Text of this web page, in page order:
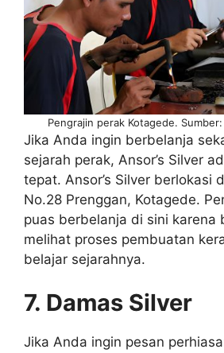
Pengrajin perak Kotagede.
Jika Anda ingin berbelanja
sejarah perak, Ansor’s Silver
tepat. Ansor’s Silver berlokasi
No.28 Prenggan, Kotagede.
puas berbelanja di sini karena
melihat proses pembuatan
belajar sejarahnya.
7. Damas Silver
Jika Anda ingin pesan